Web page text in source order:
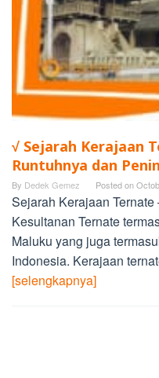
√ Sejarah Kerajaan
Runtuhnya dan
By Dedek Gemez Posted on
Sejarah Kerajaan
Kesultanan Ternate
Maluku yang juga
Indonesia. Kerajaan
[selengkapnya]